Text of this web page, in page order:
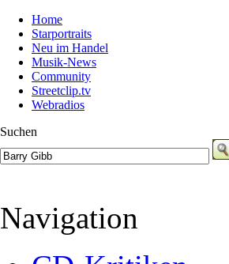
Home
Starportraits
Neu im Handel
Musik-News
Community
Streetclip.tv
Webradios
Suchen
Navigation